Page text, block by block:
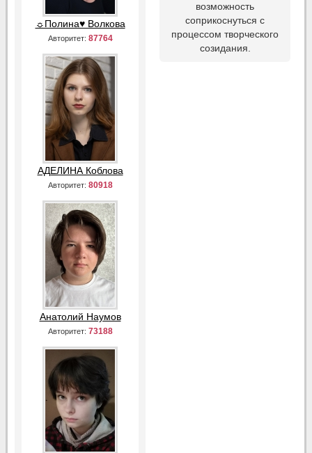
☼Полина♥ Волкова
Авторитет: 87764
АДЕЛИНА Коблова
Авторитет: 80918
Анатолий Наумов
Авторитет: 73188
возможность
соприкоснуться с
процессом творческого
созидания.